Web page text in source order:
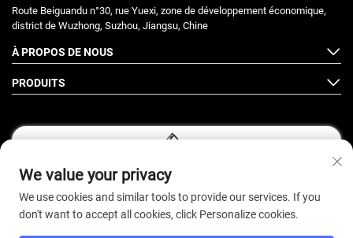
Route Beiguandu n°30, rue Yuexi, zone de développement économique,
district de Wuzhong, Suzhou, Jiangsu, Chine
À PROPOS DE NOUS
PRODUITS
Suivez-nous
We value your privacy
We use cookies and similar tools to provide our services. If you
don't want to accept all cookies, click Personalize cookies.